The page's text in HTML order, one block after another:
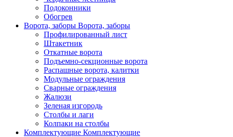
Подоконники
Обогрев
Ворота, заборы Ворота, заборы
Профилированный лист
Штакетник
Откатные ворота
Подъемно-секционные ворота
Распашные ворота, калитки
Модульные ограждения
Сварные ограждения
Жалюзи
Зеленая изгородь
Столбы и лаги
Колпаки на столбы
Комплектующие Комплектующие